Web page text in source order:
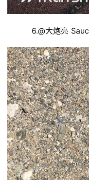
运
动
6.@大炮亮